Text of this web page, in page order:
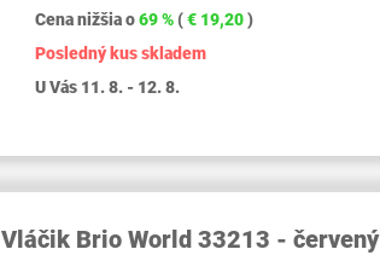
Cena nižšia o69 % (€ 19,20)
Posledný kus skladem
U Vás 11. 8. - 12. 8.
Vláčik Brio World 33213 - červený